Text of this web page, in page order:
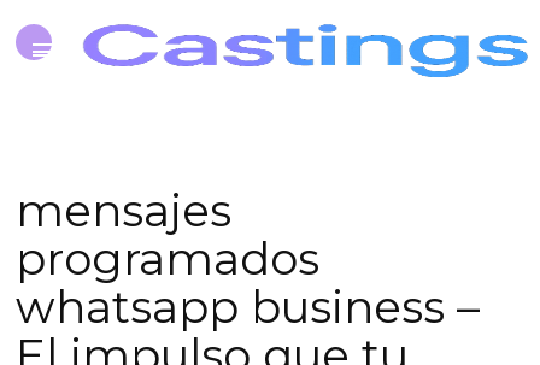
mensajes
programados
whatsapp business –